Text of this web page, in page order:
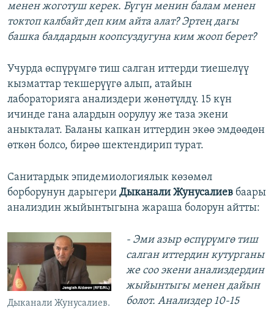
менен жоготуш керек. Бүгүн менин балам менен
токтоп калбайт деп ким айта алат? Эртең дагы
башка балдардын коопсуздугуна ким жооп берет?
Учурда өспүрүмгө тиш салган иттерди тиешелүү
кызматтар текшерүүгө алып, атайын
лабораторияга анализдери жөнөтүлдү. 15 күн
ичинде гана алардын оорулуу же таза экени
аныкталат. Баланы капкан иттердин экөө эмдөөдөн
өткөн болсо, бирөө шектендирип турат.
Санитардык эпидемиологиялык көзөмөл
борборунун дарыгери Дыканали Жунусалиев баары
анализдин жыйынтыгына жараша болорун айтты:
Дыканали Жунусалиев.
- Эми азыр өспүрүмгө тиш
салган иттердин кутурганы
же соо экени анализдердин
жыйынтыгы менен дайын
болот. Анализдер 10-15